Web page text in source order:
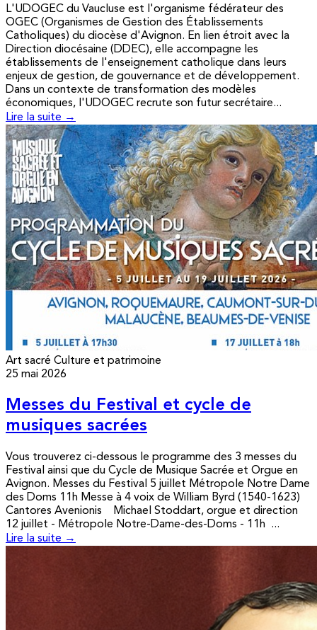
L'UDOGEC du Vaucluse est l'organisme fédérateur des
OGEC (Organismes de Gestion des Établissements
Catholiques) du diocèse d'Avignon. En lien étroit avec la
Direction diocésaine (DDEC), elle accompagne les
établissements de l'enseignement catholique dans leurs
enjeux de gestion, de gouvernance et de développement.
Dans un contexte de transformation des modèles
économiques, l'UDOGEC recrute son futur secrétaire...
Lire la suite →
Art sacré Culture et patrimoine
25 mai 2026
Messes du Festival et cycle de
musiques sacrées
Vous trouverez ci-dessous le programme des 3 messes du
Festival ainsi que du Cycle de Musique Sacrée et Orgue en
Avignon. Messes du Festival 5 juillet Métropole Notre Dame
des Doms 11h Messe à 4 voix de William Byrd (1540-1623)
Cantores Avenionis Michael Stoddart, orgue et direction
12 juillet - Métropole Notre-Dame-des-Doms - 11h ...
Lire la suite →